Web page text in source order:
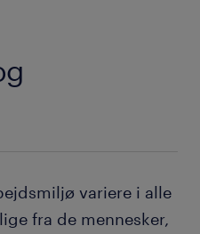
variere i alle
fra de mennesker,